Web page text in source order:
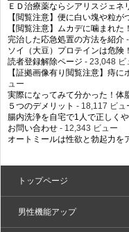
ＥＤ治療薬ならシアリスジェネ
【閲覧注意】便に白い塊や粒が
【閲覧注意】ムカデに噛まれ
完治した応急処置の方法を紹介
ソイ（大豆）プロテインは危険
読者登録解除ページ - 23,048 ビ
【証拠画像有り閲覧注意】痔
ュー
実際になってみて分かった！体
５つのデメリット - 18,117 ビュ
腸内洗浄を自宅で1人で正しく
お問い合わせ - 12,343 ビュー
オートミールは性欲と勃起力を
トップページ
男性機能アップ